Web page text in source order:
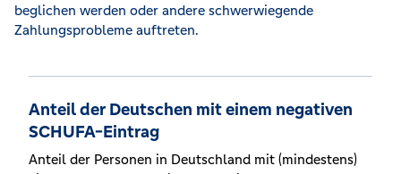
beglichen werden oder andere schwerwiegende
Zahlungsprobleme auftreten.
Anteil der Deutschen mit einem negativen
SCHUFA-Eintrag
Anteil der Personen in Deutschland mit (mindestens)